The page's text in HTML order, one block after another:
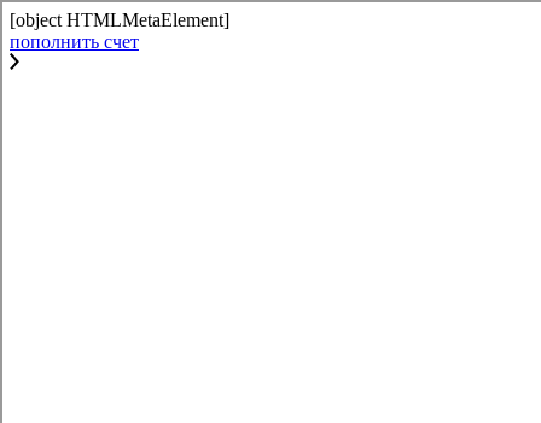
[object HTMLMetaElement]
пополнить счет